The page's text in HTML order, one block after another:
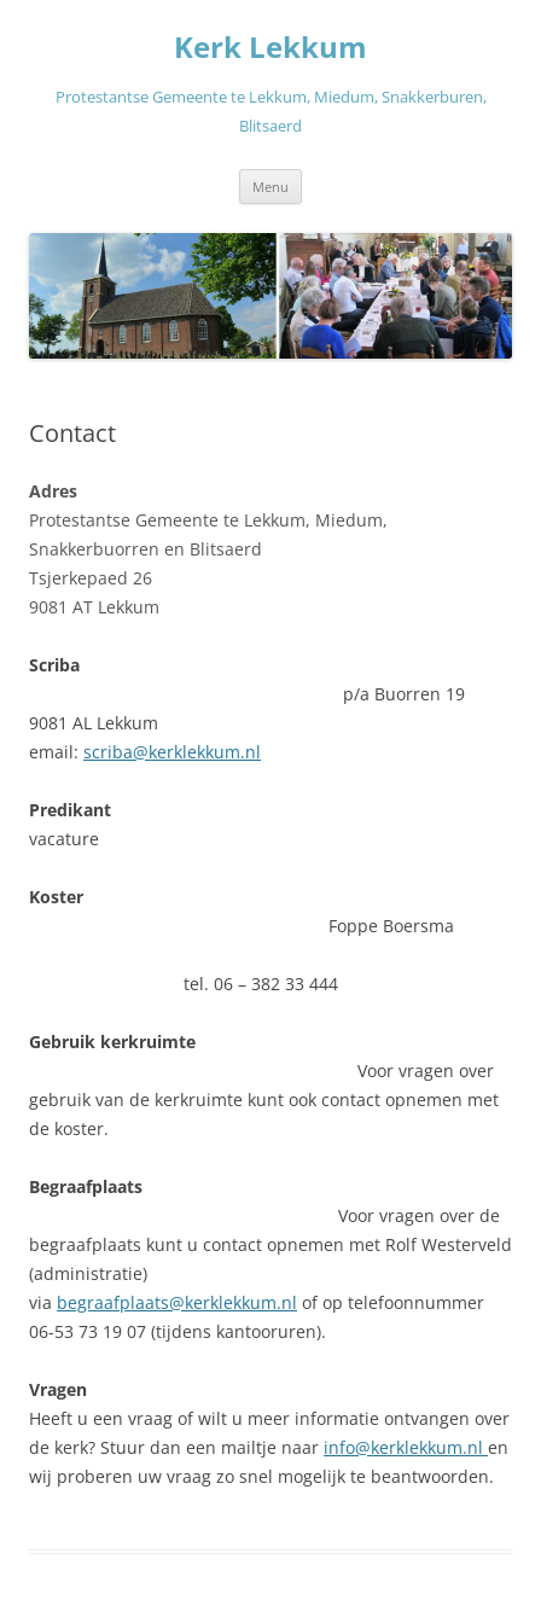
Kerk Lekkum
Protestantse Gemeente te Lekkum, Miedum, Snakkerburen,
Blitsaerd
Menu
Contact
Adres
Protestantse Gemeente te Lekkum, Miedum,
Snakkerbuorren en Blitsaerd
Tsjerkepaed 26
9081 AT Lekkum
Scriba
p/a Buorren 19
9081 AL Lekkum
email: scriba@kerklekkum.nl
Predikant
vacature
Koster
Foppe Boersma
tel. 06 – 382 33 444
Gebruik kerkruimte
Voor vragen over
gebruik van de kerkruimte kunt ook contact opnemen met
de koster.
Begraafplaats
Voor vragen over de
begraafplaats kunt u contact opnemen met Rolf Westerveld
(administratie)
via begraafplaats@kerklekkum.nl of op telefoonnummer
06-53 73 19 07 (tijdens kantooruren).
Vragen
Heeft u een vraag of wilt u meer informatie ontvangen over
de kerk? Stuur dan een mailtje naar info@kerklekkum.nl en
wij proberen uw vraag zo snel mogelijk te beantwoorden.